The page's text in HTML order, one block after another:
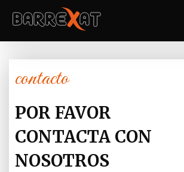
Barrexat
contacto
POR FAVOR
CONTACTA CON
NOSOTROS